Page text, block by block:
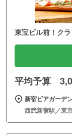
東宝ビル前！ク
平均予算
新宿ビアガーデ
西武新宿駅／東